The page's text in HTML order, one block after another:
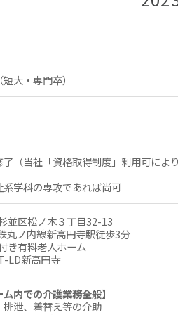
大・専門卒）
了（当社「資格取得制度」利用可によ
系学科の専攻であれば尚可
並区松ノ木３丁目32-13
丸ノ内線新高円寺駅徒歩3分
き有料老人ホーム
LD新高円寺
ム内での介護業務全般】
排泄、着替え等の介助